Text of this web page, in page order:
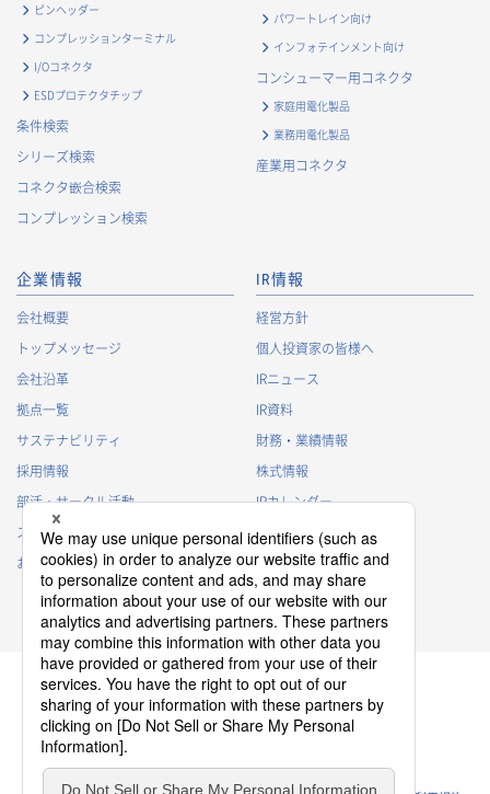
ピンヘッダー
コンプレッションターミナル
I/Oコネクタ
ESDプロテクタチップ
条件検索
シリーズ検索
コネクタ嵌合検索
コンプレッション検索
パワートレイン向け
インフォテインメント向け
コンシューマー用コネクタ
家庭用電化製品
業務用電化製品
産業用コネクタ
企業情報
会社概要
トップメッセージ
会社沿革
拠点一覧
サステナビリティ
採用情報
部活・サークル活動
スポンサー活動
お問い合わせ
IR情報
経営方針
個人投資家の皆様へ
IRニュース
IR資料
財務・業績情報
株式情報
IRカレンダー
IRに関するよくあるご質問
IRポリシー
免責事項
プライバシーポリシー
クッキーポリシー